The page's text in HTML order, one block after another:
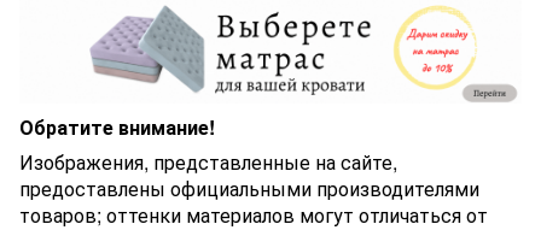
Обратите внимание!
Изображения, представленные на сайте,
предоставлены официальными производителями
товаров; оттенки материалов могут отличаться от